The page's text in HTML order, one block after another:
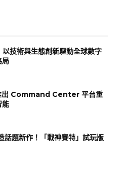
技術與生態創新驅動全球數字
局
Command Center 平台重
能
話題新作！「戰神賽特」試玩版